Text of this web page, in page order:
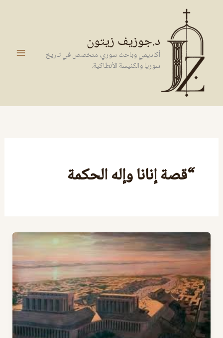
المحتوى
د.جوزيف زيتون
أكاديمي وباحث سوري، متخصص في تاريخ
سوريا والكنيسة الأنطاكية.
“قصة إنانا وإله الحكمة